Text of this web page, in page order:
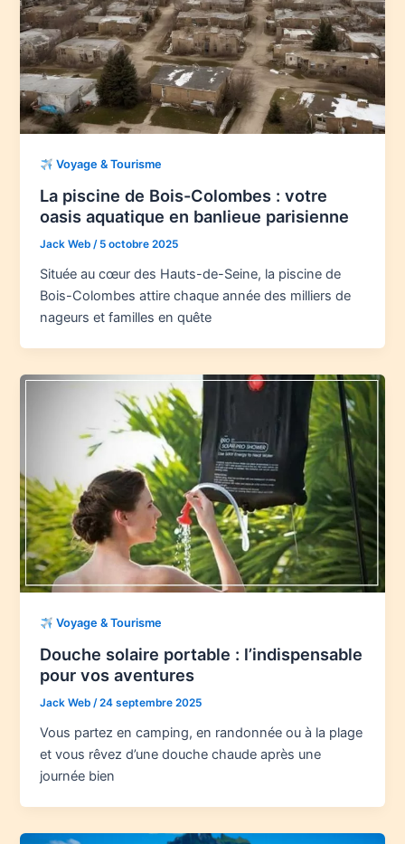
Voyage & Tourisme
La piscine de Bois-Colombes : votre
oasis aquatique en banlieue parisienne
Jack Web/ 5 octobre 2025
Située au cœur des Hauts-de-Seine, la piscine de
Bois-Colombes attire chaque année des milliers de
nageurs et familles en quête
Voyage & Tourisme
Douche solaire portable : l’indispensable
pour vos aventures
Jack Web/24 septembre 2025
Vous partez en camping, en randonnée ou à la plage
et vous rêvez d’une douche chaude après une
journée bien